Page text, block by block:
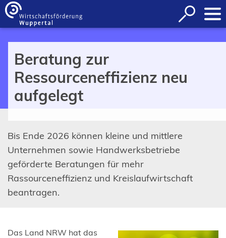
Inhalt anspringen
Suche
öffnen
Beratung zur
Ressourceneffizienz neu
aufgelegt
Bis Ende 2026 können kleine und mittlere
Unternehmen sowie Handwerksbetriebe
geförderte Beratungen für mehr
Rassourceneffizienz und Kreislaufwirtschaft
beantragen.
Das Land NRW hat das